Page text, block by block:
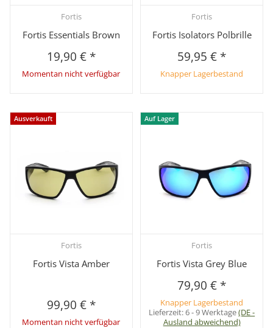
Fortis
Fortis Essentials Brown
19,90 € *
Momentan nicht verfügbar
Fortis
Fortis Isolators Polbrille
59,95 € *
Knapper Lagerbestand
Ausverkauft
Fortis
Fortis Vista Amber
99,90 € *
Momentan nicht verfügbar
Auf Lager
Fortis
Fortis Vista Grey Blue
79,90 € *
Knapper Lagerbestand
Lieferzeit:6 - 9 Werktage(DE -
Ausland abweichend)